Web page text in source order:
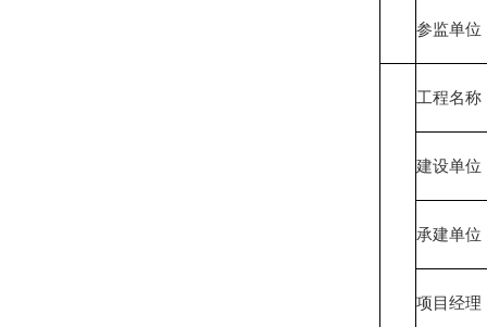
参监单位
工程名称
建设单位
承建单位
项目经理